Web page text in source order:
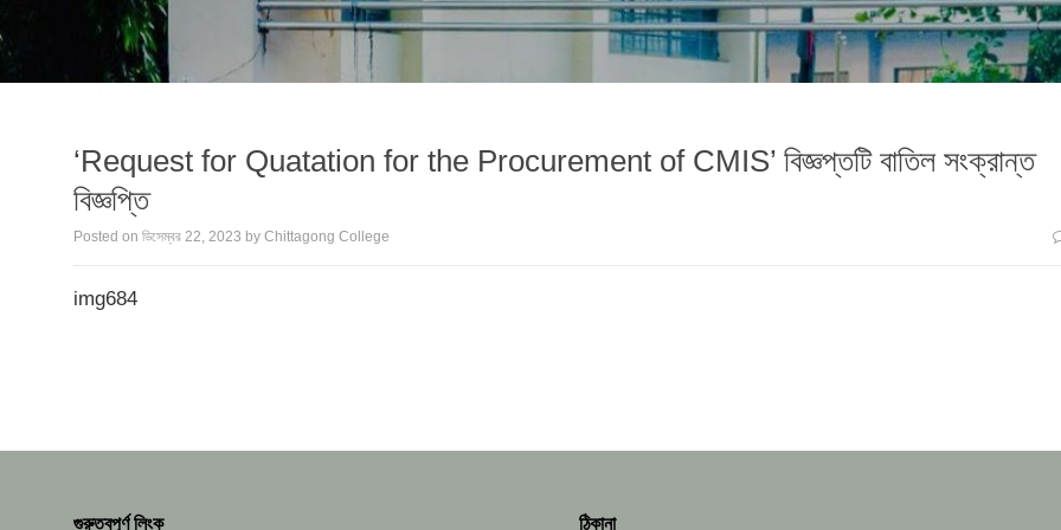
‘Request for Quatation for the Procurement of CMIS’ বিজ্ঞপ্তটি বাতিল সংক্রান্ত
বিজ্ঞপ্তি
Posted on ডিসেম্বর 22, 2023 by Chittagong College
img684
গুরুত্বপূর্ণ লিংক ঠিকানা